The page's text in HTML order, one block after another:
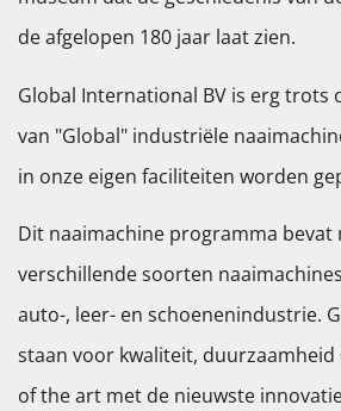
de afgelopen 180 jaar laat zien.
Global International BV is erg trots
van "Global" industriële
in onze eigen faciliteiten worden
Dit naaimachine programma bevat
verschillende soorten
auto-, leer- en schoenenindustrie.
staan voor kwaliteit,
of the art met de nieuwste